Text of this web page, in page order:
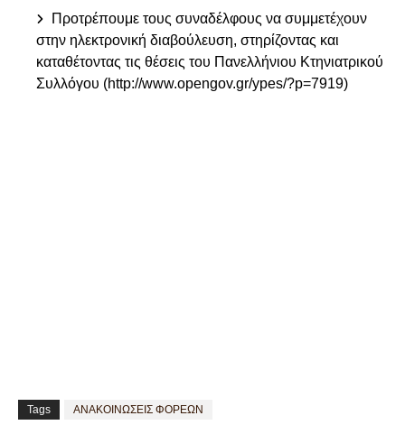
Προτρέπουμε τους συναδέλφους να συμμετέχουν
στην ηλεκτρονική διαβούλευση, στηρίζοντας και
καταθέτοντας τις θέσεις του Πανελλήνιου Κτηνιατρικού
Συλλόγου (http://www.opengov.gr/ypes/?p=7919)
Tags ΑΝΑΚΟΙΝΩΣΕΙΣ ΦΟΡΕΩΝ